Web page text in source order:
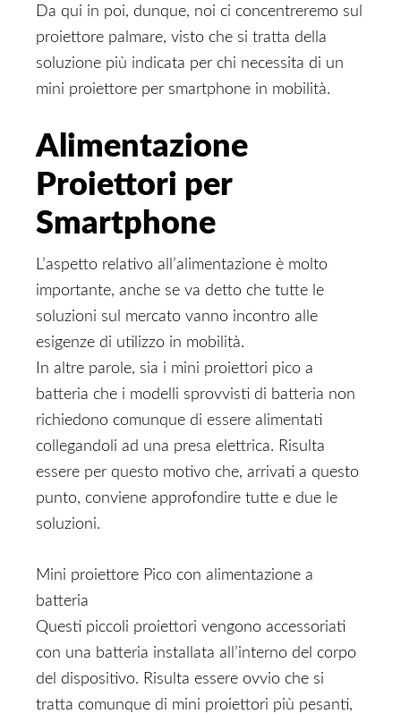
Da qui in poi, dunque, noi ci concentreremo sul
proiettore palmare, visto che si tratta della
soluzione più indicata per chi necessita di un
mini proiettore per smartphone in mobilità.
Alimentazione
Proiettori per
Smartphone
L’aspetto relativo all’alimentazione è molto
importante, anche se va detto che tutte le
soluzioni sul mercato vanno incontro alle
esigenze di utilizzo in mobilità.
In altre parole, sia i mini proiettori pico a
batteria che i modelli sprovvisti di batteria non
richiedono comunque di essere alimentati
collegandoli ad una presa elettrica. Risulta
essere per questo motivo che, arrivati a questo
punto, conviene approfondire tutte e due le
soluzioni.
Mini proiettore Pico con alimentazione a
batteria
Questi piccoli proiettori vengono accessoriati
con una batteria installata all’interno del corpo
del dispositivo. Risulta essere ovvio che si
tratta comunque di mini proiettori più pesanti,